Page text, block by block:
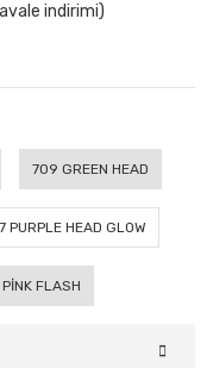
indirimi)
709 GREEN HEAD
PURPLE HEAD GLOW
PİNK FLASH